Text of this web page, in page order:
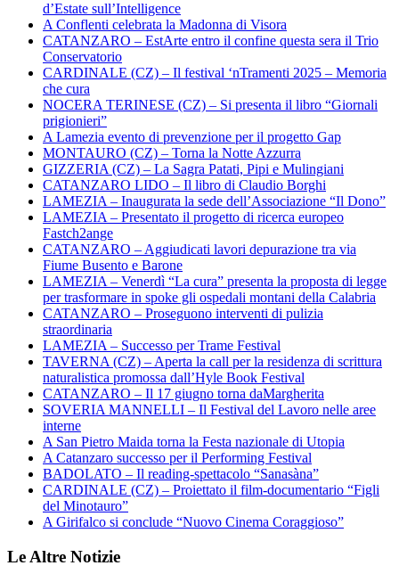
d’Estate sull’Intelligence
A Conflenti celebrata la Madonna di Visora
CATANZARO – EstArte entro il confine questa sera il Trio
Conservatorio
CARDINALE (CZ) – Il festival ‘nTramenti 2025 – Memoria
che cura
NOCERA TERINESE (CZ) – Si presenta il libro “Giornali
prigionieri”
A Lamezia evento di prevenzione per il progetto Gap
MONTAURO (CZ) – Torna la Notte Azzurra
GIZZERIA (CZ) – La Sagra Patati, Pipi e Mulingiani
CATANZARO LIDO – Il libro di Claudio Borghi
LAMEZIA – Inaugurata la sede dell’Associazione “Il Dono”
LAMEZIA – Presentato il progetto di ricerca europeo
Fastch2ange
CATANZARO – Aggiudicati lavori depurazione tra via
Fiume Busento e Barone
LAMEZIA – Venerdì “La cura” presenta la proposta di legge
per trasformare in spoke gli ospedali montani della Calabria
CATANZARO – Proseguono interventi di pulizia
straordinaria
LAMEZIA – Successo per Trame Festival
TAVERNA (CZ) – Aperta la call per la residenza di scrittura
naturalistica promossa dall’Hyle Book Festival
CATANZARO – Il 17 giugno torna daMargherita
SOVERIA MANNELLI – Il Festival del Lavoro nelle aree
interne
A San Pietro Maida torna la Festa nazionale di Utopia
A Catanzaro successo per il Performing Festival
BADOLATO – Il reading-spettacolo “Sanasàna”
CARDINALE (CZ) – Proiettato il film-documentario “Figli
del Minotauro”
A Girifalco si conclude “Nuovo Cinema Coraggioso”
Le Altre Notizie